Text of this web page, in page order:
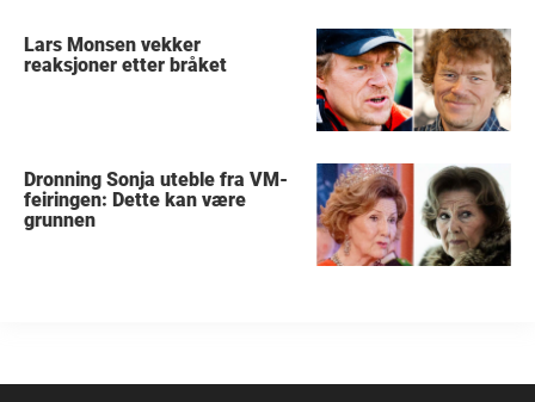
Lars Monsen vekker
reaksjoner etter bråket
Dronning Sonja uteble fra VM-
feiringen: Dette kan være
grunnen